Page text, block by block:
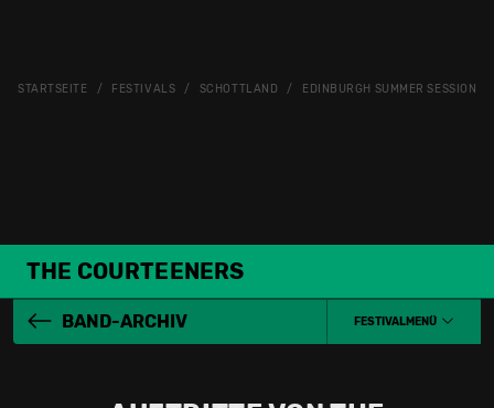
STARTSEITE FESTIVALS SCHOTTLAND EDINBURGH SUMMER SESSIONS
THE COURTEENERS
BAND-ARCHIV FESTIVALMENÜ